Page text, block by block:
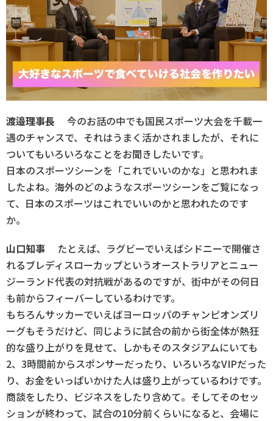
渡邉理事長 今のお話の中でも国民スポーツ大会を千載一
遇のチャンスで、それはうまく活かされましたが、それに
ついてもいろいろなことをお聞きしたいです。
日本のスポーツシーンを「これでいいのかな」と思われま
したよね。海外のどのようなスポーツシーンをご覧になっ
て、日本のスポーツはこれでいいのかと思われたのです
か。
山口知事 たとえば、ラグビーでいえばシドニーで開催さ
れるブレディスローカップというオーストラリアとニュー
ジーランド代表の対抗戦があるのですが、街中がその何日
も前からフィーバーしているわけです。
もちろんサッカーでいえばヨーロッパのチャンピオンズリ
ーグもそうだけど、同じように試合の前から街全体が熱狂
的な盛り上がりを見せて、しかもそのスタジアムにいても
2、3時間前からスポンサーだったり、いろいろなVIPだった
り、お金をいっぱいかけた人は盛り上がっているわけです。
商談をしたり、ビジネスをしたり含めて。そしてそのセッ
ションが終わって、試合の10分前くらいになると、会場に